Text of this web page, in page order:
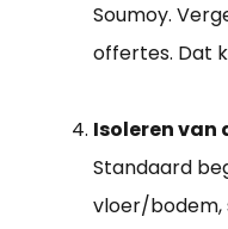
Soumoy.
offertes. Dat
Isoleren van
Standaard
vloer/bodem,